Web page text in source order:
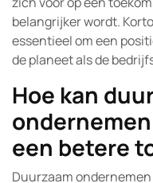
belangrijker wordt.
essentieel om een
de planeet als de
Hoe kan
een betere
Duurzaam